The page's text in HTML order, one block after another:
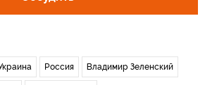
Россия Владимир Зеленский